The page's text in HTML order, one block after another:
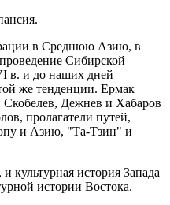
в Среднюю Азию, в
Сибирской
в. и до наших дней
же тенденции. Ермак
Дежнев и Хабаров
пролагатели путей,
и Азию, "Та-Тзин" и
культурная история Запада
истории Востока.